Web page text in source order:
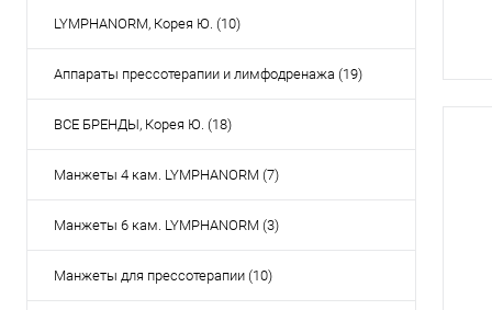
LYMPHANORM, Корея Ю. (10)
Аппараты прессотерапии и лимфодренажа (19)
ВСЕ БРЕНДЫ, Корея Ю. (18)
Манжеты 4 кам. LYMPHANORM (7)
Манжеты 6 кам. LYMPHANORM (3)
Манжеты для прессотерапии (10)